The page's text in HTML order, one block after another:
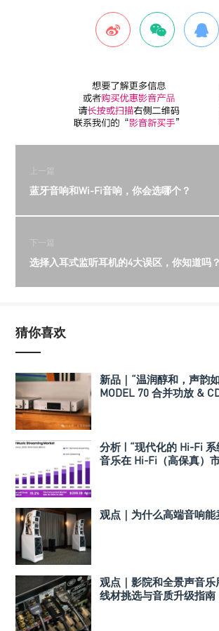
上一篇
蓝牙音响和Wi-Fi音响，你会选哪个？
下一篇
选择入耳式监听耳机的4大误区，你知道吗？
猜你喜欢
新品｜“温润醇和，声韵
MODEL 70 合并功放 &
分析 | “现代化的 Hi-Fi 系
音乐在 Hi-Fi（高保真）
观点｜为什么高端音响能
观点｜影院和全景声音乐
线材挑选与音质升级指南